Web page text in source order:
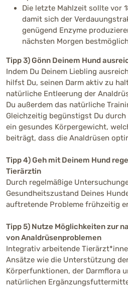
Die letzte Mahlzeit sollte vor
damit sich der
genügend Enzyme
nächsten Morgen
Tipp 3) Gönn Deinem Hund
Indem Du Deinem Liebling
hilfst Du, seinen Darm aktiv zu
natürliche Entleerung der
Du außerdem das natürliche
Gleichzeitig begünstigst Du
ein gesundes Körpergewicht,
beiträgt, dass die Analdrüsen
Tipp 4) Geh mit Deinem Hund
Tierärztin
Durch regelmäßige
Gesundheitszustand Deines
auftretende Probleme frühzeitig
Tipp 5) Nutze Möglichkeiten zur
von Analdrüsenproblemen
Integrativ arbeitende
Ansätze wie die Unterstützung
Körperfunktionen, der Darmflora
natürlichen